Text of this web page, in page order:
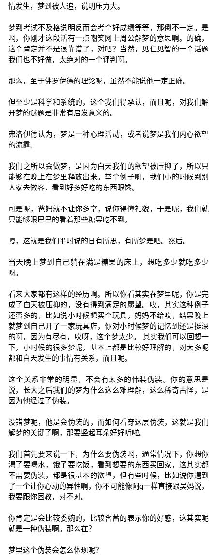
情发生，梦到被人追，说明压力大。
梦到考试不及格说明反而会考个好成绩等等，那倒不一定。是
啊，你刚才这段话有一点嘲笑网上周公解梦的意思啊。的确，
这个肯定并不是很靠谱了，对吧？当然，见仁见智的一个话题
我们也不好做，太绝对的一个评判啊。
那么，至于佛罗伊德的理论呢，虽然不能说他一定正确。
但至少是科学和系统的，这个我们得承认，而且呢，对我们解
开梦的谜题是非常有启发意义的。
弗洛伊德认为，梦是一种心理活动，或者说梦是我们内心欲望
的流露。
我们之所以会做梦，是因为白天我们的欲望被压抑了，所以只
能够在晚上在梦里释放出来。举个例子啊，我们小的时候到别
人家去做客，看到好多好吃的东西眼馋。
可是呢，爸妈就不让你多拿，说你得懂礼貌，于是呢，我们就
只能够眼巴巴的看着那些糖果吃不到。
嗯，这就是我们平时说的日有所思，有所梦是吧。然后。
当天晚上梦到自己躺在满是糖果的床上，想吃多少就吃多少
呀。
看来大家都有这样的经历啊。所以你看其实在梦里呢，你是完
成了白天被压抑的，没有得到满足的愿望。哎，其实这种例子
还蛮多的，比如说小时候想买个玩具，妈妈不给哎，结果晚上
就梦到自己开了一家玩具店，你对小时候梦的记忆到还是挺深
的啊，因为有尽有，哎呀，这个梦太少。 其实我们可以回想一
下，小时候的很多梦呢，基本上都是比较好理解的，对大多呢
都和白天发生的事情有关系，而且呢。
这个关系非常的明显，不会有太多的伟装伪装。你的意思是
说，长大之后我们的梦为什么这么难理解，这么稀奇古怪，是
因为他经过了伪装。
没错梦呢，他是会伪装的，而如何看穿这层伪装，这就是我们
解梦的关键了啊，那要竖起耳朵好好听啦。
我们首先要来说一下，为什么要伪装啊，通常情况下，你想你
渴了要喝水，饿了要吃饭，看到想要的东西买回家，这其实都
不需要伪装，都是很基本的欲望，但有些时候，比如说你遇到
了一个让你心动的异性啊，你不可能像阿q一样直接跟吴妈说，
我要跟你困教，对不对。
你肯定是会比较委婉的，比较含蓄的表示你的好感，这其实呢
就是一种伪装啊。那么在？
梦里这个伪装会怎么体现呢？